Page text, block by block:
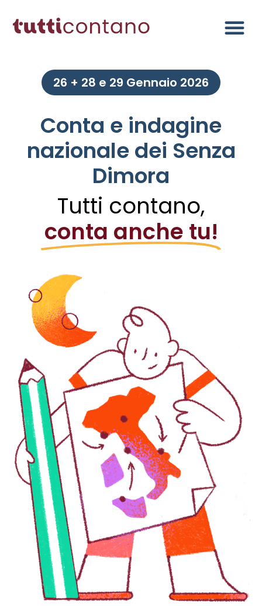
26 + 28 e 29 Gennaio 2026
Conta e indagine
nazionale dei Senza
Dimora
Tutti contano,
conta anche tu!